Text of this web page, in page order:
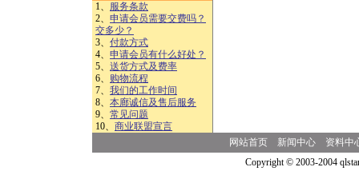
1、 服务条款
2、 申请会员需要交费吗？
交多少？
3、 付款方式
4、 申请会员有什么好处？
5、 送货方式及费率
6、 购物流程
7、 我们的工作时间
8、 本廊诚信及售后服务
9、 常见问题
10、 商业联盟宣言
网站首页 新闻中心
资料中
Copyright © 2003-2004